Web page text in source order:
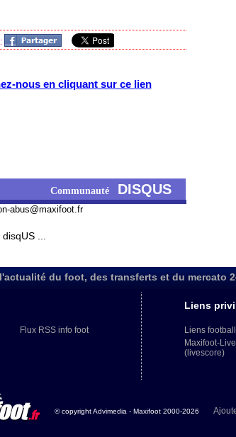
nous en cliquant sur ce lien
Communauté DISQUS
abus@maxifoot.fr